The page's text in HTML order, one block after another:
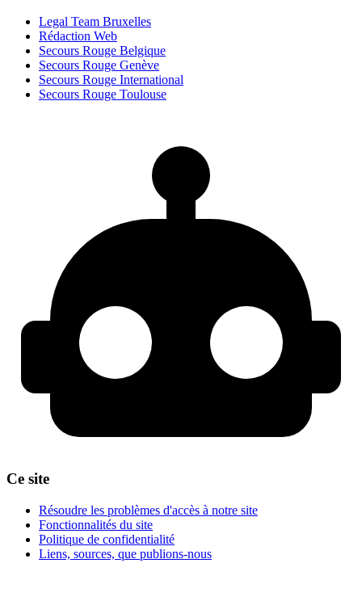
Legal Team Bruxelles
Rédaction Web
Secours Rouge Belgique
Secours Rouge Genève
Secours Rouge International
Secours Rouge Toulouse
Ce site
Résoudre les problèmes d'accès à notre site
Fonctionnalités du site
Politique de confidentialité
Liens, sources, que publions-nous